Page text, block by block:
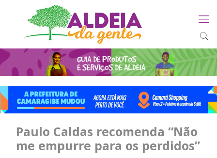
Paulo Caldas recomenda “Não
me empurre para os perdidos”